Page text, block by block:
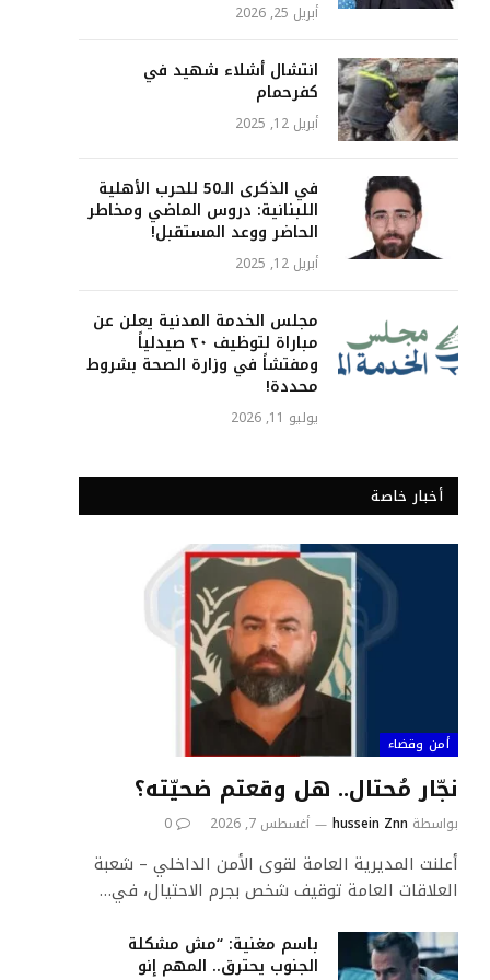
أبريل 25, 2026
انتشال أشلاء شهيد في
كفرحمام
أبريل 12, 2025
في الذكرى الـ50 للحرب الأهلية
اللبنانية: دروس الماضي ومخاطر
الحاضر ووعد المستقبل!
أبريل 12, 2025
مجلس الخدمة المدنية يعلن عن
مباراة لتوظيف ٢٠ صيدلياً
ومفتشاً في وزارة الصحة بشروط
محددة!
يوليو 11, 2026
أخبار خاصة
أمن وقضاء
نجّار مُحتال.. هل وقعتم ضحيّته؟
بواسطة hussein Znn أغسطس 7, 2026 0
أعلنت المديرية العامة لقوى الأمن الداخلي – شعبة
العلاقات العامة توقيف شخص بجرم الاحتيال، في…
باسم مغنية: “مش مشكلة
الجنوب يحترق.. المهم إنو